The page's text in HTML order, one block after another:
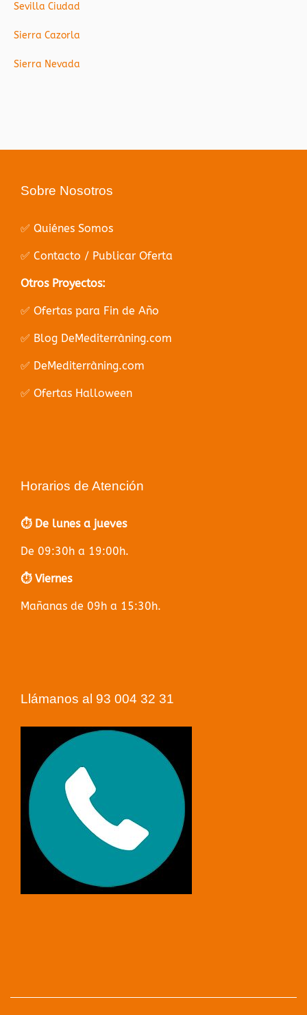
Sevilla Ciudad
Sierra Cazorla
Sierra Nevada
Sobre Nosotros
✅ Quiénes Somos
✅ Contacto / Publicar Oferta
Otros Proyectos:
✅ Ofertas para Fin de Año
✅ Blog DeMediterràning.com
✅ DeMediterràning.com
✅ Ofertas Halloween
Horarios de Atención
⏱️ De lunes a jueves
De 09:30h a 19:00h.
⏱️ Viernes
Mañanas de 09h a 15:30h.
Llámanos al 93 004 32 31